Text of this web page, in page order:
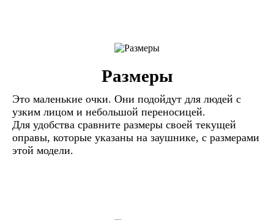
Размеры
Это маленькие очки. Они подойдут для людей с
узким лицом и небольшой переносицей.
Для удобства сравните размеры своей текущей
оправы, которые указаны на заушнике, с размерами
этой модели.